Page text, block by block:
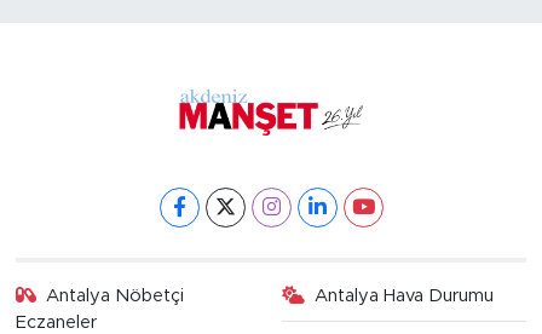
Antalya Nöbetçi
Eczaneler
Antalya Hava Durumu